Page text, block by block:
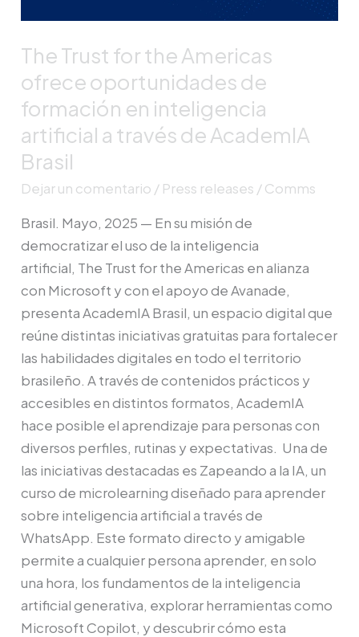
The Trust for the Americas
ofrece oportunidades de
formación en inteligencia
artificial a través de AcademIA
Brasil
Dejar un comentario / Press releases /Comms
Brasil. Mayo, 2025 — En su misión de
democratizar el uso de la inteligencia
artificial, The Trust for the Americas en alianza
con Microsoft y con el apoyo de Avanade,
presenta AcademIA Brasil, un espacio digital que
reúne distintas iniciativas gratuitas para fortalecer
las habilidades digitales en todo el territorio
brasileño. A través de contenidos prácticos y
accesibles en distintos formatos, AcademIA
hace posible el aprendizaje para personas con
diversos perfiles, rutinas y expectativas. Una de
las iniciativas destacadas es Zapeando a la IA, un
curso de microlearning diseñado para aprender
sobre inteligencia artificial a través de
WhatsApp. Este formato directo y amigable
permite a cualquier persona aprender, en solo
una hora, los fundamentos de la inteligencia
artificial generativa, explorar herramientas como
Microsoft Copilot, y descubrir cómo esta
en
inteligencia
artificial
a
través
de
AcademIA